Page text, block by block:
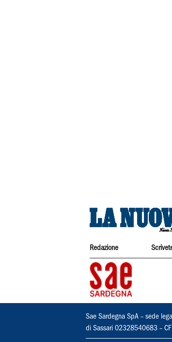
Redazione
Sae Sardegna SpA – sede
di Sassari 02328540683 –